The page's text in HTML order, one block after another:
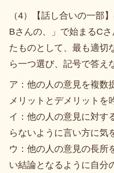
（4）【話し合いの一部
Bさんの、」で始まるC
たものとして、最も適切
ら一つ選び、記号で答え
ア：他の人の意見を複数
メリットとデメリットを
イ：他の人の意見に対す
らないように言い方に気
ウ：他の人の意見の長所
い結論となるように自分